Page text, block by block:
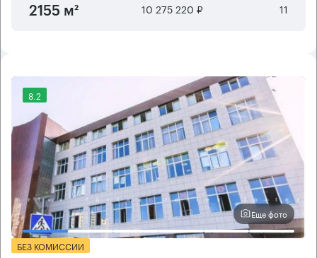
2155 м² 10 275 220 ₽ 11
8.2
Еще фото
БЕЗ КОМИССИИ